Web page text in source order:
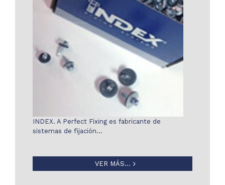
INDEX. A Perfect Fixing es fabricante de
sistemas de fijación…
VER MÁS...